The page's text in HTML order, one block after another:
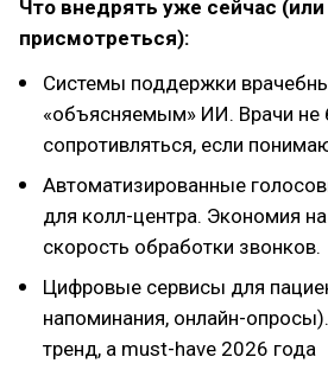
Что внедрять уже сейчас
присмотреться):
Системы поддержки
«объясняемым» ИИ. Врачи не
сопротивляться, если
Автоматизированные
для колл-центра. Экономия
скорость обработки звонков.
Цифровые сервисы для
напоминания, онлайн-
тренд, а must-have 2026 года